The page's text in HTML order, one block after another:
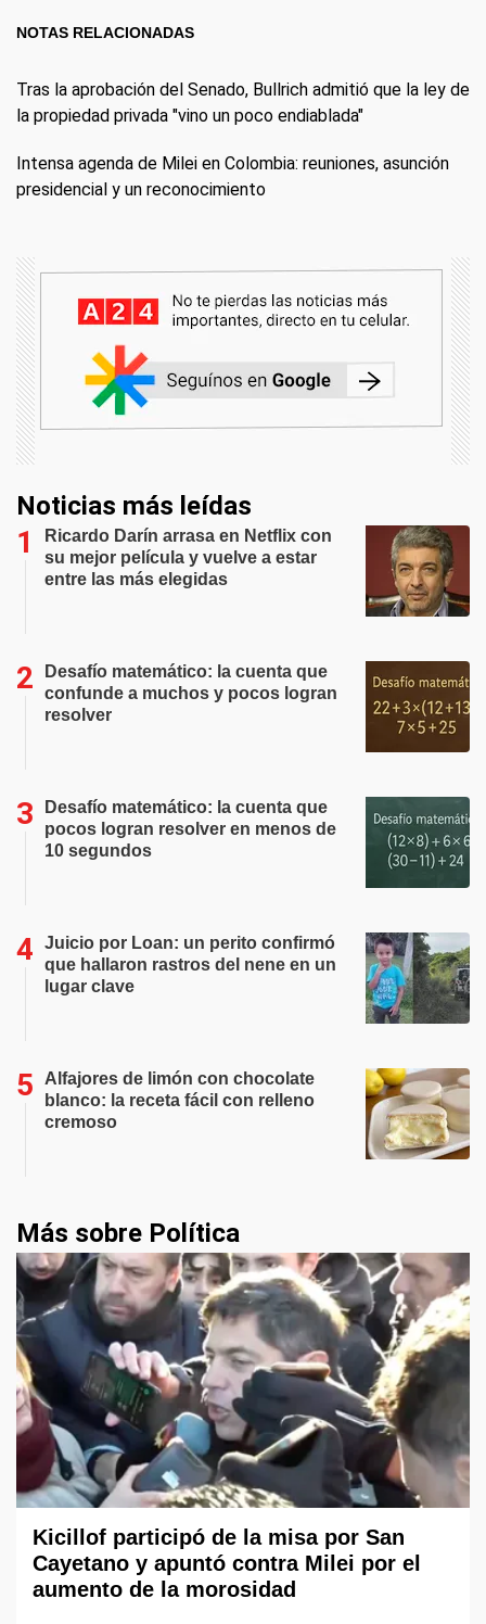
NOTAS RELACIONADAS
Tras la aprobación del Senado, Bullrich admitió que la ley de
la propiedad privada "vino un poco endiablada"
Intensa agenda de Milei en Colombia: reuniones, asunción
presidencial y un reconocimiento
Noticias más leídas
Ricardo Darín arrasa en Netflix con
su mejor película y vuelve a estar
entre las más elegidas
Desafío matemático: la cuenta que
confunde a muchos y pocos logran
resolver
Desafío matemático: la cuenta que
pocos logran resolver en menos de
10 segundos
Juicio por Loan: un perito confirmó
que hallaron rastros del nene en un
lugar clave
Alfajores de limón con chocolate
blanco: la receta fácil con relleno
cremoso
Más sobre Política
Kicillof participó de la misa por San
Cayetano y apuntó contra Milei por el
aumento de la morosidad